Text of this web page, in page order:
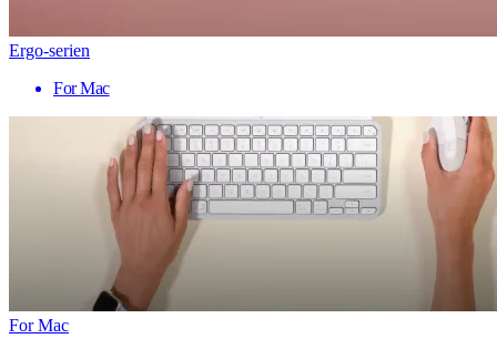
Ergo-serien
For Mac
For Mac